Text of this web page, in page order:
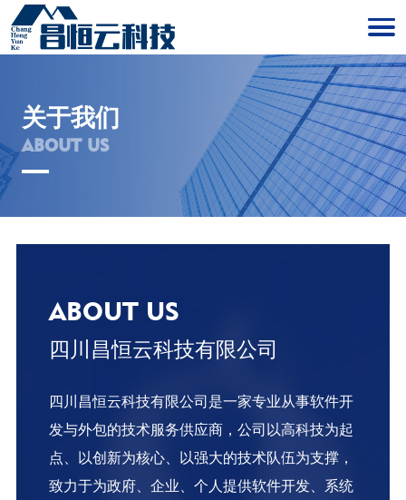
关于我们
ABOUT US
ABOUT US
四川昌恒云科技有限公司
四川昌恒云科技有限公司是一家专业从事软件开
发与外包的技术服务供应商，公司以高科技为起
点、以创新为核心、以强大的技术队伍为支撑，
致力于为政府、企业、个人提供软件开发、系统